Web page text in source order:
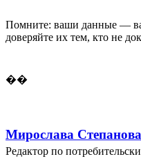
Помните: ваши данные —
доверяйте их тем, кто не
��
Мирослава Степанова
Редактор по